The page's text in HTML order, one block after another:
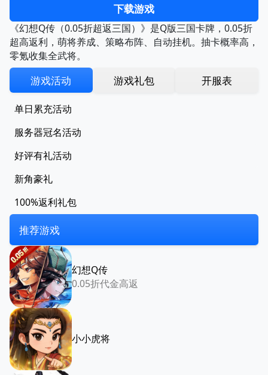
下载游戏
《幻想Q传（0.05折超返三国）》是Q版三国卡牌，0.05折
超高返利，萌将养成、策略布阵、自动挂机。抽卡概率高，
零氪收集全武将。
游戏活动 游戏礼包 开服表
单日累充活动
服务器冠名活动
好评有礼活动
新角豪礼
100%返利礼包
推荐游戏
幻想Q传
0.05折代金高返
小小虎将